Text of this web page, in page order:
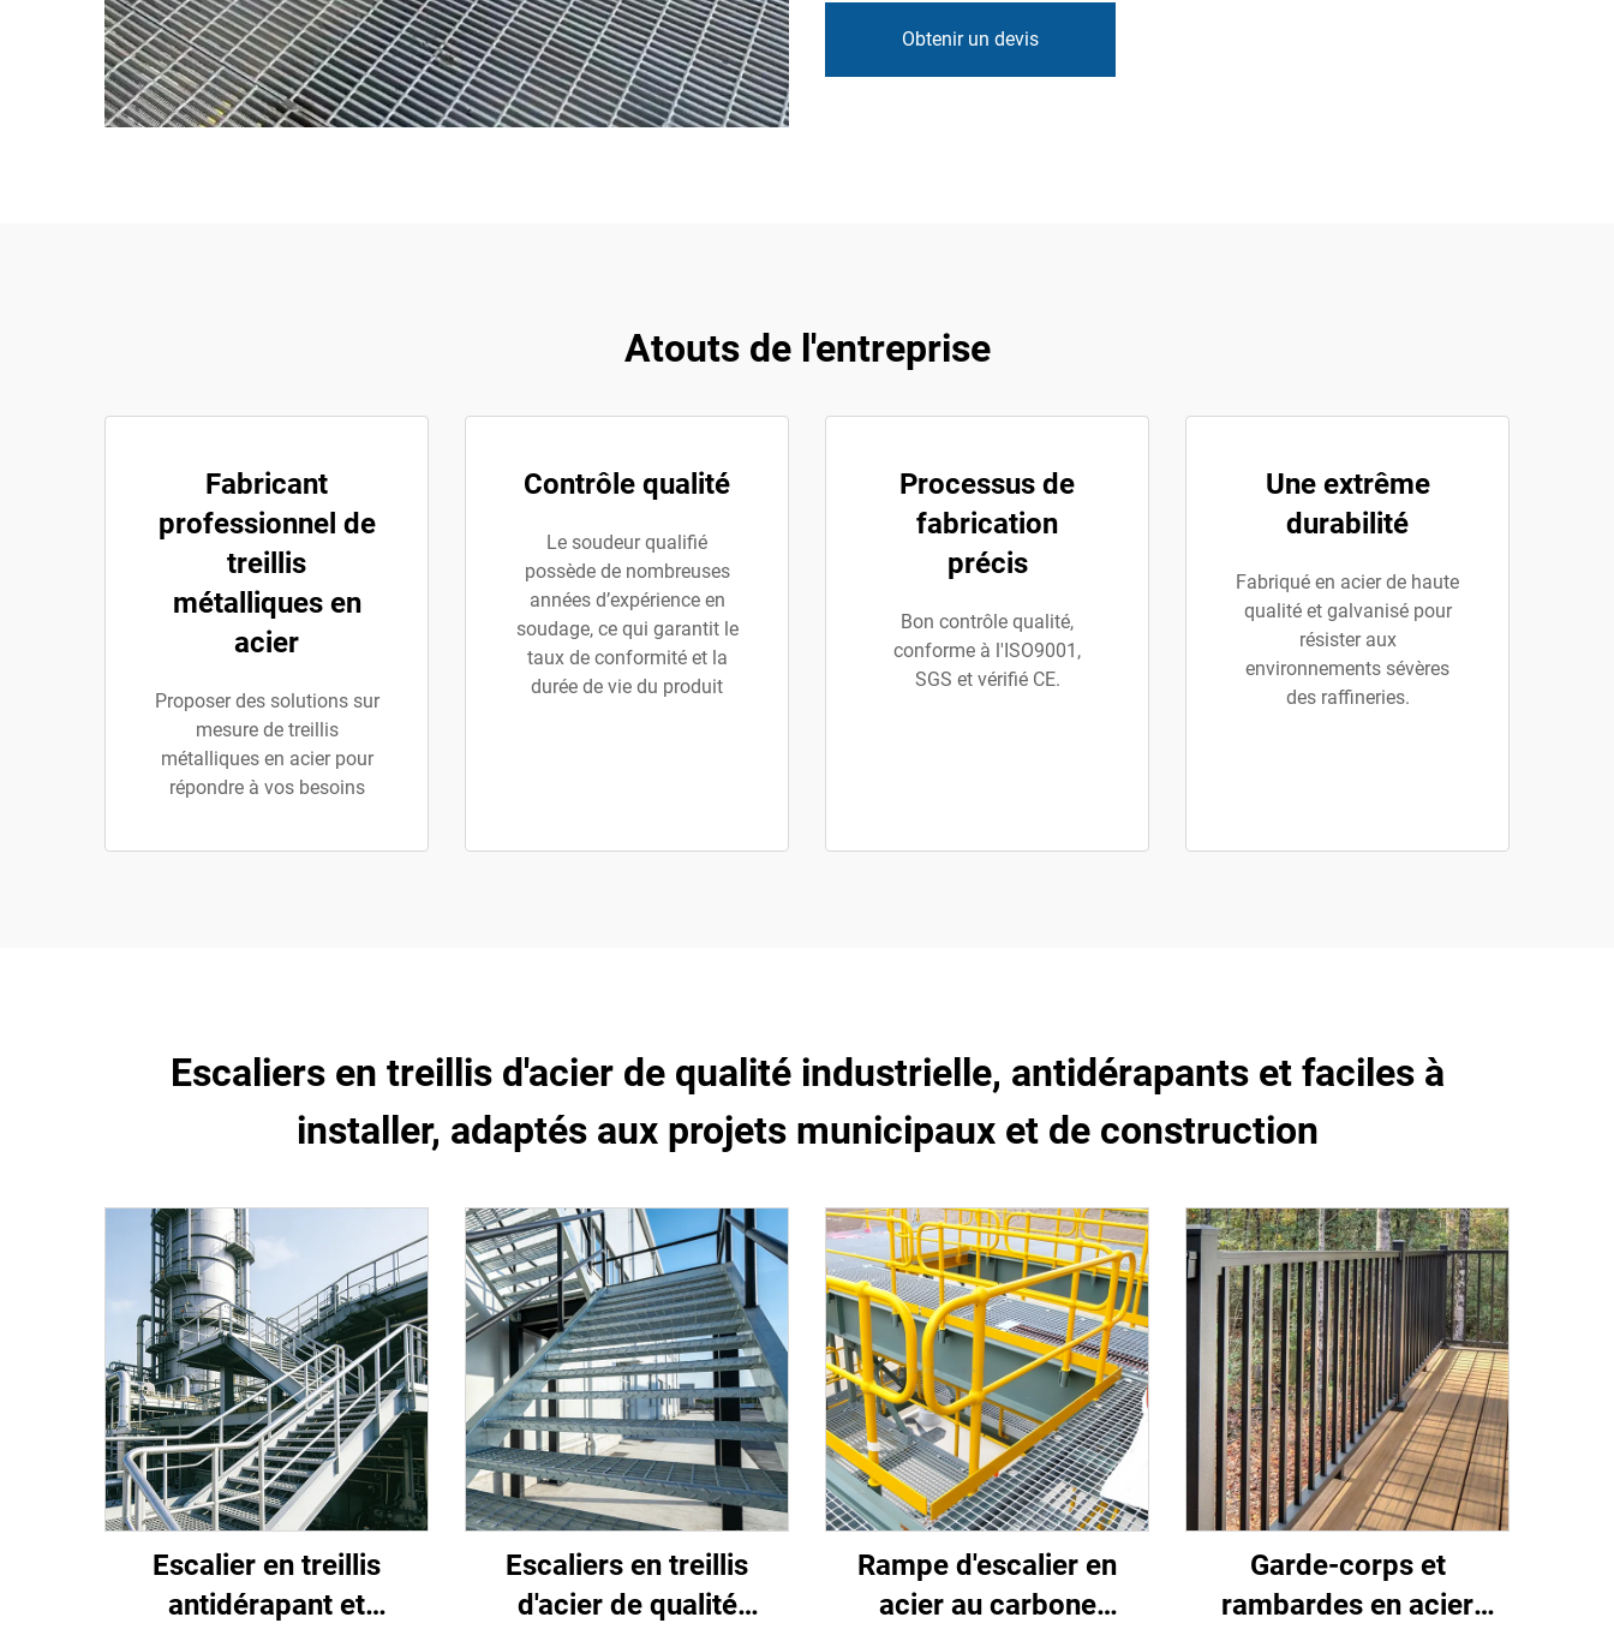
Obtenir un devis
Atouts de l'entreprise
Fabricant
professionnel de
treillis
métalliques en
acier
Proposer des solutions sur
mesure de treillis
métalliques en acier pour
répondre à vos besoins
Contrôle qualité
Le soudeur qualifié
possède de nombreuses
années d’expérience en
soudage, ce qui garantit le
taux de conformité et la
durée de vie du produit
Processus de
fabrication
précis
Bon contrôle qualité,
conforme à l'ISO9001,
SGS et vérifié CE.
Une extrême
durabilité
Fabriqué en acier de haute
qualité et galvanisé pour
résister aux
environnements sévères
des raffineries.
Escaliers en treillis d'acier de qualité industrielle, antidérapants et faciles à
installer, adaptés aux projets municipaux et de construction
Escalier en treillis
antidérapant et
Escaliers en treillis
d'acier de qualité
Rampe d'escalier en
acier au carbone
Garde-corps et
rambardes en acier